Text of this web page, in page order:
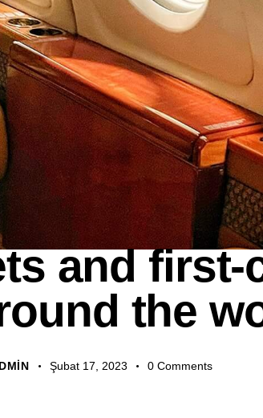
AGENCY
and first-
the
Şubat 17, 2023 0 Comments